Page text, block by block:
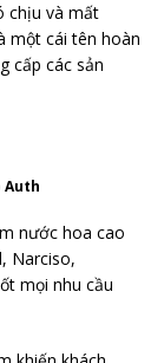
chịu và mất
một cái tên hoàn
cấp các sản
Auth
nước hoa cao
Narciso,
mọi nhu cầu